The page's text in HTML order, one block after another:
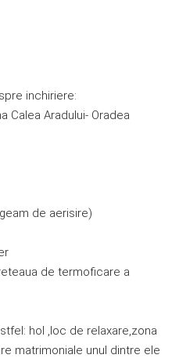
inchiriere:
Calea Aradului- Oradea
de aerisire)
de termoficare a
hol ,loc de relaxare,zona
matrimoniale unul dintre ele